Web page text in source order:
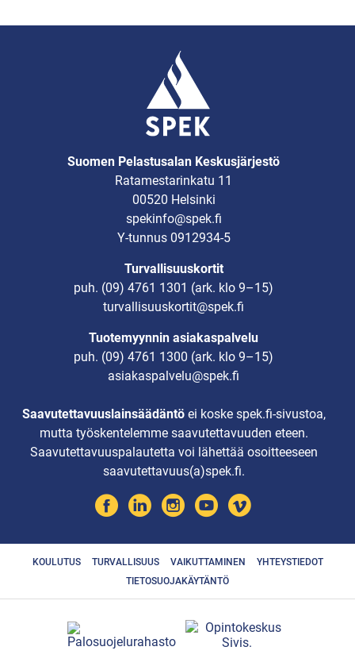
Suomen Pelastusalan Keskusjärjestö
Ratamestarinkatu 11
00520 Helsinki
spekinfo@spek.fi
Y-tunnus 0912934-5
Turvallisuuskortit
puh. (09) 4761 1301 (ark. klo 9–15)
turvallisuuskortit@spek.fi
Tuotemyynnin asiakaspalvelu
puh. (09) 4761 1300 (ark. klo 9–15)
asiakaspalvelu@spek.fi
Saavutettavuuslainsäädäntöei koske spek.fi-sivustoa,
mutta työskentelemme saavutettavuuden eteen.
Saavutettavuuspalautetta voi lähettää osoitteeseen
saavutettavuus(a)spek.fi.
KOULUTUS TURVALLISUUS VAIKUTTAMINEN
YHTEYSTIEDOT
TIETOSUOJAKÄYTÄNTÖ